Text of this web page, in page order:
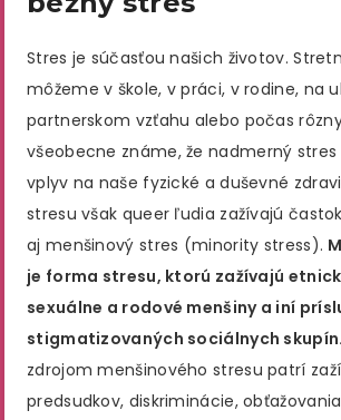
Stres je súčasťou našich životov.
môžeme v škole, v práci, v rodine, na
partnerskom vzťahu alebo počas
všeobecne známe, že nadmerný
vplyv na naše fyzické a duševné
stresu však queer ľudia zažívajú
aj menšinový stres (minority stress).
je forma stresu, ktorú zažívajú
sexuálne a rodové menšiny a iní
stigmatizovaných sociálnych skupín.
zdrojom menšinového stresu patrí
predsudkov, diskriminácie,